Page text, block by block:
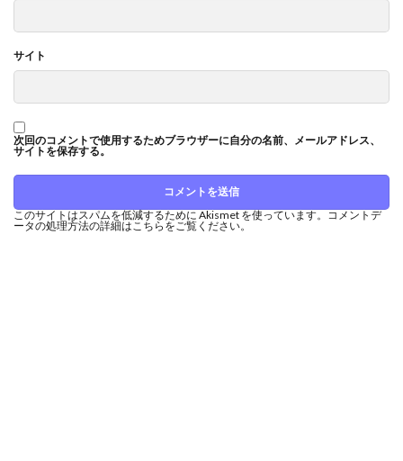
サイト
次回のコメントで使用するためブラウザーに自分の名前、メールアドレス、
サイトを保存する。
このサイトはスパムを低減するために Akismet を使っています。コメントデ
ータの処理方法の詳細はこちらをご覧ください。